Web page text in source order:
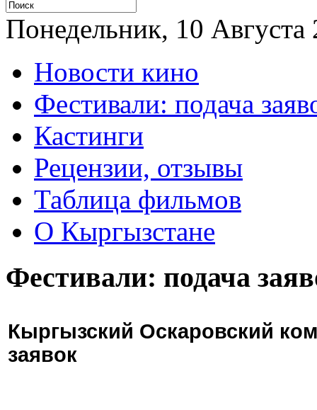
Понедельник, 10 Августа
Новости кино
Фестивали: подача
Кастинги
Рецензии, отзывы
Таблица фильмов
О Кыргызстане
Фестивали: подача
Кыргызский Оскаровский
заявок